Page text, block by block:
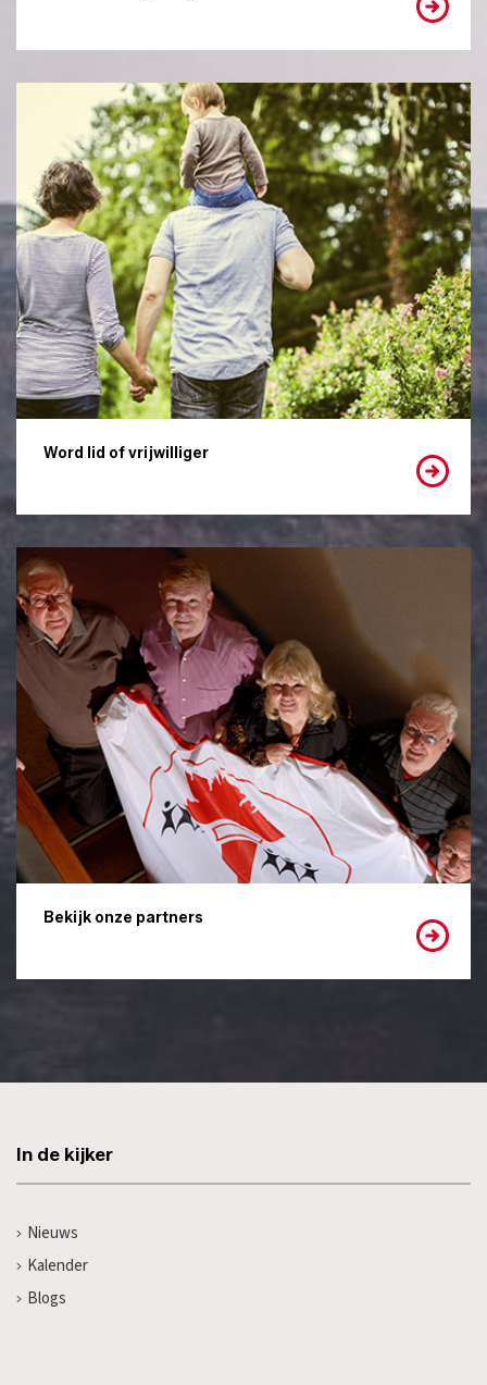
Word lid of vrijwilliger
Bekijk onze partners
In de kijker
Nieuws
Kalender
Blogs